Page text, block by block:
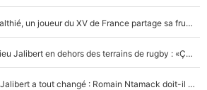
Mis de côté par Fabien Galthié, un joueur du XV de France partage sa frustration : «ils ne me l’ont pas dit tout de suite»
La raison d'être de Matthieu Jalibert en dehors des terrains de rugby : «Ça m'atteint autant que si tu touches à un membre de ma famille»
XV de France - Matthieu Jalibert a tout changé : Romain Ntamack doit-il s’inquiéter pour sa place à un an de la Coupe du monde ?